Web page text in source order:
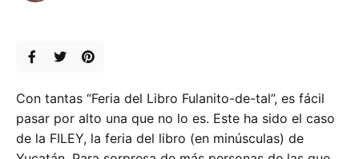
Con tantas “Feria del Libro Fulanito-de-tal”, es fácil
pasar por alto una que no lo es. Este ha sido el caso
de la FILEY, la feria del libro (en minúsculas) de